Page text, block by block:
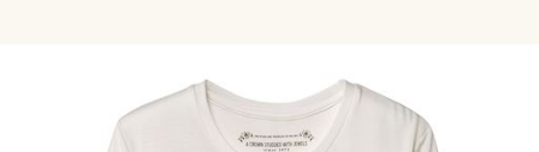
メンズ下着
メンズファッション
家電・雑貨すべて
寝具・インテリア・家具
ジュニア・ティーンズ下着
寝具・インテリア・家具通販すべて